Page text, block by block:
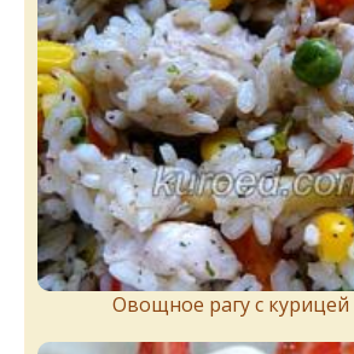
Овощное рагу с